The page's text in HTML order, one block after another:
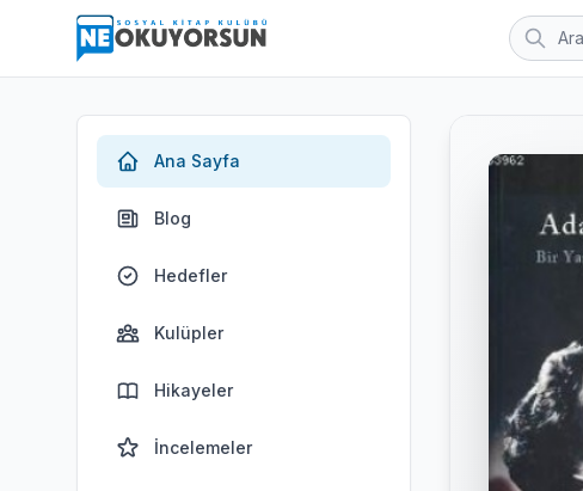
Ana Sayfa
Blog
Hedefler
Kulüpler
Hikayeler
İncelemeler